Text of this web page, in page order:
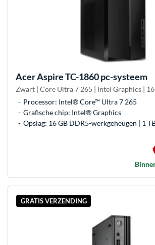
AcerAspire TC-1860 pc-systeem
Zwart | Core Ultra 7 265 | Intel Graphics | 16
Processor: Intel® Core™ Ultra 7 265
Grafische chip: Intel® Graphics
Opslag: 16 GB DDR5-werkgeheugen | 1
GRATIS VERZENDING